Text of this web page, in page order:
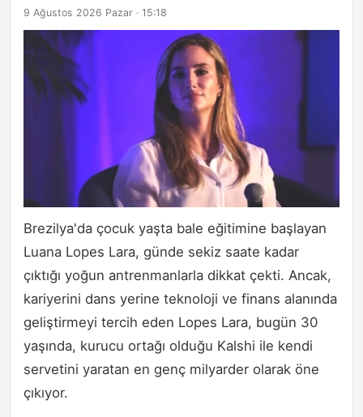
9 Ağustos 2026 Pazar · 15:18
Brezilya'da çocuk yaşta bale eğitimine başlayan
Luana Lopes Lara, günde sekiz saate kadar
çıktığı yoğun antrenmanlarla dikkat çekti. Ancak,
kariyerini dans yerine teknoloji ve finans alanında
geliştirmeyi tercih eden Lopes Lara, bugün 30
yaşında, kurucu ortağı olduğu Kalshi ile kendi
servetini yaratan en genç milyarder olarak öne
çıkıyor.